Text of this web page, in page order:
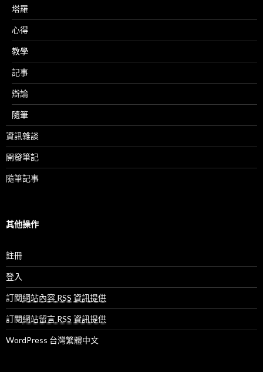
塔羅
心得
教學
記事
辯論
隨筆
資訊雜談
開發筆記
隨筆記事
其他操作
註冊
登入
訂閱網站內容 RSS 資訊提供
訂閱網站留言 RSS 資訊提供
WordPress 台灣繁體中文